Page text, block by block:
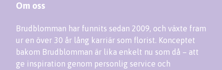
Om oss
Brudblomman har funnits sedan 2009, och växte fram
ur en över 30 år lång karriär som florist. Konceptet
bakom Brudblomman är lika enkelt nu som då – att
ge inspiration genom personlig service och